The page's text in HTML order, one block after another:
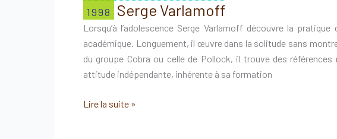
Cara
1998 Serge Varlamoff
Lorsqu’à l’adolescence Serge Varlamoff découvre la
académique. Longuement, il œuvre dans la solitude sans
du groupe Cobra ou celle de Pollock, il trouve des
attitude indépendante, inhérente à sa formation
1998
Lire la suite »